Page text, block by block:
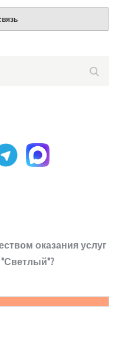
оказания услуг